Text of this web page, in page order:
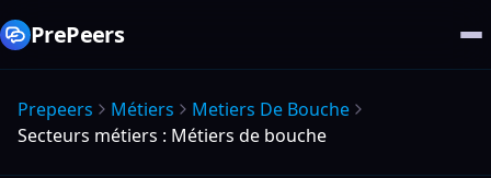
PrePeers
Prepeers Métiers
Metiers De Bouche
Secteurs métiers : Métiers de bouche